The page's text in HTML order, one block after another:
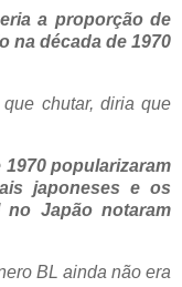
a proporção de
na década de 1970
chutar, diria que
popularizaram
japoneses e os
no Japão notaram
BL ainda não era